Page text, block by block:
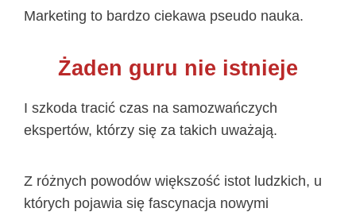
Marketing to bardzo ciekawa pseudo nauka.
Żaden guru nie istnieje
I szkoda tracić czas na samozwańczych
ekspertów, którzy się za takich uważają.
Z różnych powodów większość istot ludzkich, u
których pojawia się fascynacja nowymi